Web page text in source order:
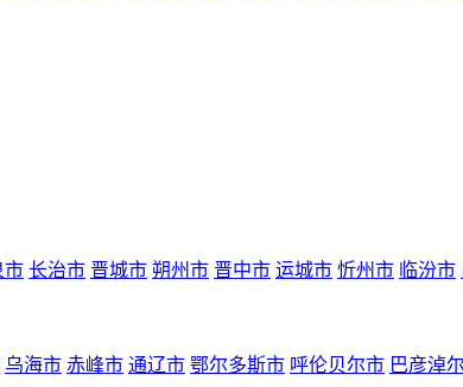
市 长治市 晋城市 朔州市 晋中市 运城市 忻州市 临汾市
乌海市 赤峰市 通辽市 鄂尔多斯市 呼伦贝尔市 巴彦淖